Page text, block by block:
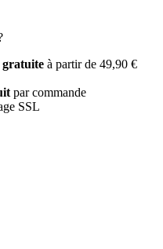
à partir de 49,90 €
par commande
SSL